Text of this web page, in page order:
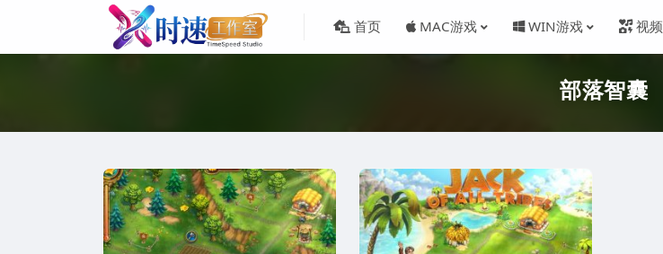
首页 MAC游戏 WIN游戏 视频
部落智囊